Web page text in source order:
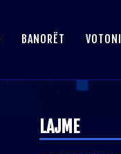
BANORËT VOTONI
LAJME